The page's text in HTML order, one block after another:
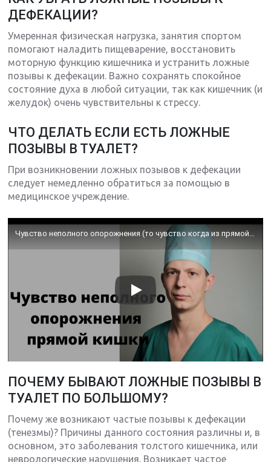
ДЕФЕКАЦИИ?
Умеренная физическая нагрузка, занятия спортом
помогают наладить пищеварение, восстановить
моторную функцию кишечника и устранить ложные
позывы к дефекации. Важно сохранять спокойное
состояние духа в любой ситуации, так как кишечник (и
желудок) очень чувствительны к стрессу.
ЧТО ДЕЛАТЬ ЕСЛИ ЕСТЬ ЛОЖНЫЕ
ПОЗЫВЫ В ТУАЛЕТ?
При возникновении ложных позывов к дефекации
следует немедленно обратиться за помощью в
медицинское учреждение.
Чувство неполного опорожнения (то чувство когда из прямой кишки полностью не выходит кал).
ПОЧЕМУ БЫВАЮТ ЛОЖНЫЕ ПОЗЫВЫ В
ТУАЛЕТ ПО БОЛЬШОМУ?
Почему же возникают частые позывы к дефекации
(тенезмы)? Причины данного состояния различны и, в
основном, это заболевания толстого кишечника, или
неврологические нарушения. Возникает частое